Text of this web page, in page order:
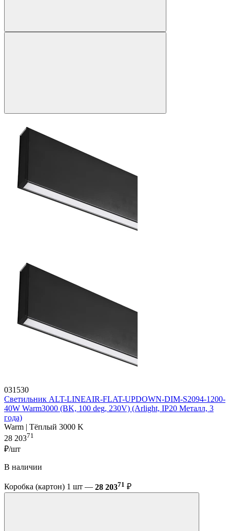
031530
Светильник ALT-LINEAIR-FLAT-UPDOWN-DIM-S2094-1200-
40W Warm3000 (BK, 100 deg, 230V) (Arlight, IP20 Металл, 3
года)
Warm | Тёплый 3000 K
28 20371
₽/шт
В наличии
Коробка (картон) 1 шт — 28 20371 ₽